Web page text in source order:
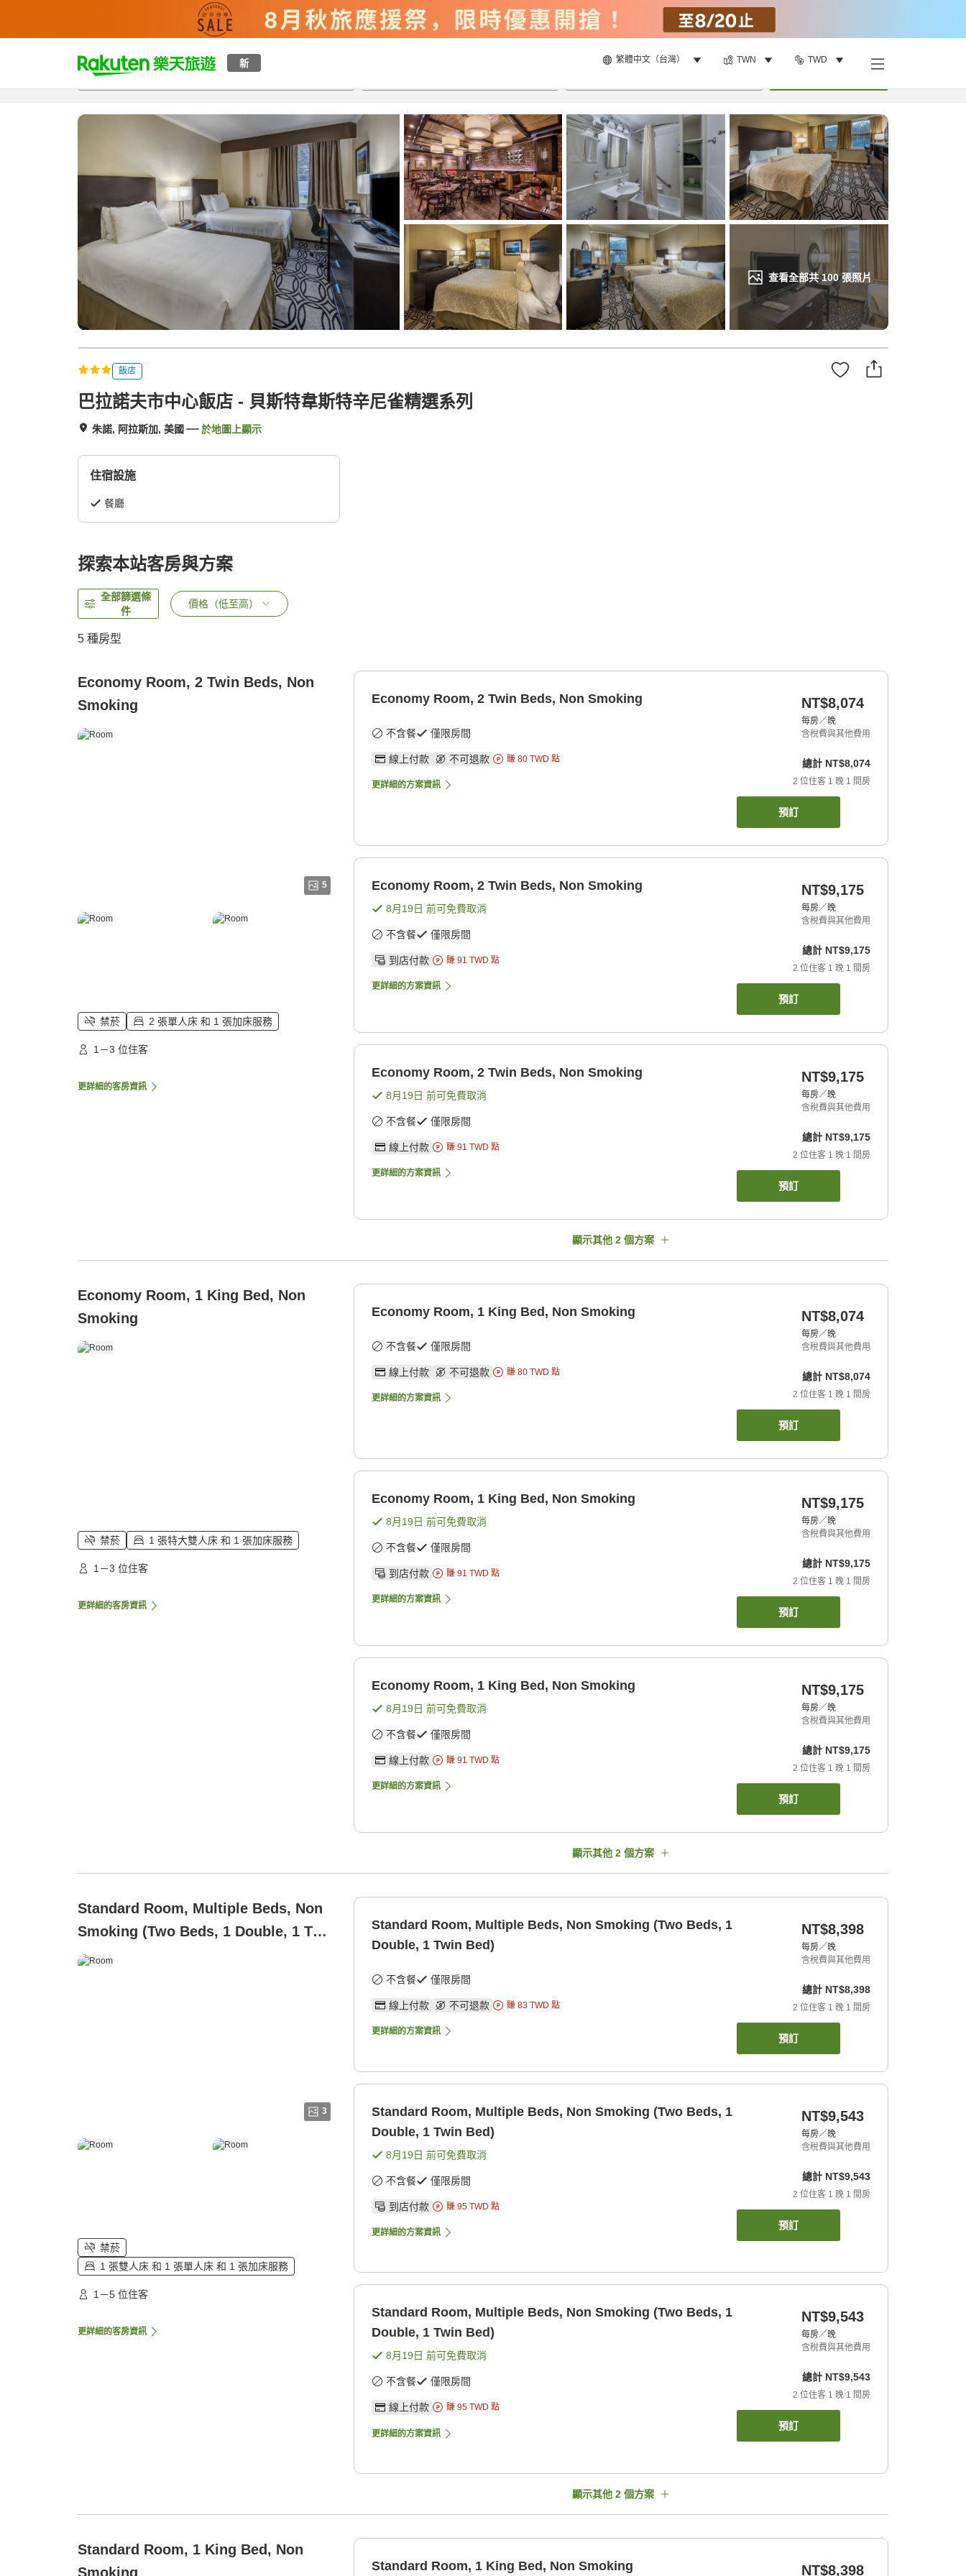
新 繁體中文（台灣） TWN TWD
t
p
a
s
h
查看全部共100張照片
總覽客房與方案評語設施
飯店
巴拉諾夫市中心飯店 - 貝斯特韋斯特辛尼雀精選系列
朱諾, 阿拉斯加, 美國 於地圖上顯示
住宿設施
餐廳
探索本站客房與方案
全部篩選條
件
價格（低至高）
5 種房型
Economy Room, 2 Twin Beds, Non
Smoking
5
禁菸 2 張單人床 和 1 張加床服務
1－3 位住客
更詳細的客房資訊
Economy Room, 2 Twin Beds, Non Smoking
不含餐 僅限房間
線上付款 不可退款 賺 80 TWD 點
更詳細的方案資訊
NT$8,074
每房／晚
含稅費與其他費用
總計 NT$8,074
2 位住客 1 晚 1 間房
預訂
Economy Room, 2 Twin Beds, Non Smoking
8月19日 前可免費取消
不含餐 僅限房間
到店付款 賺 91 TWD 點
更詳細的方案資訊
NT$9,175
每房／晚
含稅費與其他費用
總計 NT$9,175
2 位住客 1 晚 1 間房
預訂
Economy Room, 2 Twin Beds, Non Smoking
8月19日 前可免費取消
不含餐 僅限房間
線上付款 賺 91 TWD 點
更詳細的方案資訊
NT$9,175
每房／晚
含稅費與其他費用
總計 NT$9,175
2 位住客 1 晚 1 間房
預訂
顯示其他 2 個方案
Economy Room, 1 King Bed, Non
Smoking
禁菸 1 張特大雙人床 和 1 張加床服務
1－3 位住客
更詳細的客房資訊
Economy Room, 1 King Bed, Non Smoking
不含餐 僅限房間
線上付款 不可退款 賺 80 TWD 點
更詳細的方案資訊
NT$8,074
每房／晚
含稅費與其他費用
總計 NT$8,074
2 位住客 1 晚 1 間房
預訂
Economy Room, 1 King Bed, Non Smoking
8月19日 前可免費取消
不含餐 僅限房間
到店付款 賺 91 TWD 點
更詳細的方案資訊
NT$9,175
每房／晚
含稅費與其他費用
總計 NT$9,175
2 位住客 1 晚 1 間房
預訂
Economy Room, 1 King Bed, Non Smoking
8月19日 前可免費取消
不含餐 僅限房間
線上付款 賺 91 TWD 點
更詳細的方案資訊
NT$9,175
每房／晚
含稅費與其他費用
總計 NT$9,175
2 位住客 1 晚 1 間房
預訂
顯示其他 2 個方案
Standard Room, Multiple Beds, Non
Smoking (Two Beds, 1 Double, 1 Twin
Bed)
3
禁菸
1 張雙人床 和 1 張單人床 和 1 張加床服務
1－5 位住客
更詳細的客房資訊
Standard Room, Multiple Beds, Non Smoking (Two Beds, 1
Double, 1 Twin Bed)
不含餐 僅限房間
線上付款 不可退款 賺 83 TWD 點
更詳細的方案資訊
NT$8,398
每房／晚
含稅費與其他費用
總計 NT$8,398
2 位住客 1 晚 1 間房
預訂
Standard Room, Multiple Beds, Non Smoking (Two Beds, 1
Double, 1 Twin Bed)
8月19日 前可免費取消
不含餐 僅限房間
到店付款 賺 95 TWD 點
更詳細的方案資訊
NT$9,543
每房／晚
含稅費與其他費用
總計 NT$9,543
2 位住客 1 晚 1 間房
預訂
Standard Room, Multiple Beds, Non Smoking (Two Beds, 1
Double, 1 Twin Bed)
8月19日 前可免費取消
不含餐 僅限房間
線上付款 賺 95 TWD 點
更詳細的方案資訊
NT$9,543
每房／晚
含稅費與其他費用
總計 NT$9,543
2 位住客 1 晚 1 間房
預訂
顯示其他 2 個方案
Standard Room, 1 King Bed, Non
Smoking
Standard Room, 1 King Bed, Non Smoking NT$8,398